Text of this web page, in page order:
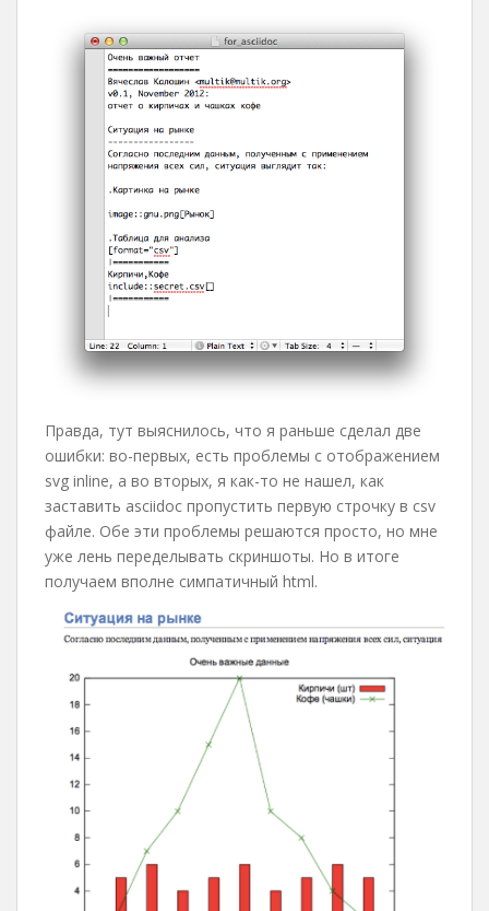
Правда, тут выяснилось, что я раньше сделал две
ошибки: во-первых, есть проблемы с отображением
svg inline, а во вторых, я как-то не нашел, как
заставить asciidoc пропустить первую строчку в csv
файле. Обе эти проблемы решаются просто, но мне
уже лень переделывать скриншоты. Но в итоге
получаем вполне симпатичный html.